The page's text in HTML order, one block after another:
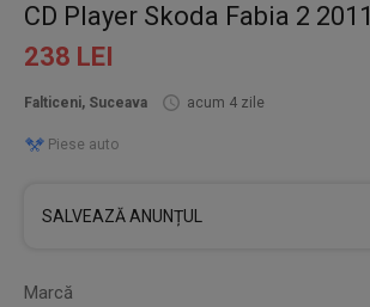
CD Player Skoda Fabia 2 2011
238 LEI
Falticeni, Suceava acum 4 zile
Piese auto
SALVEAZĂ ANUNȚUL
Marcă